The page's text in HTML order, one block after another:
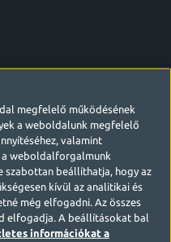
megfelelő működésének
a weboldalunk megfelelő
valamint
a weboldalforgalmunk
szabottan beállíthatja, hogy az
kívül az analitikai és
még elfogadni. Az összes
elfogadja. A beállításokat bal
információkat a